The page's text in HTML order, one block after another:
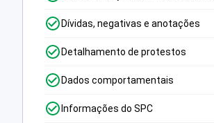
Dívidas, negativas e anotações
Detalhamento de protestos
Dados comportamentais
Informações do SPC